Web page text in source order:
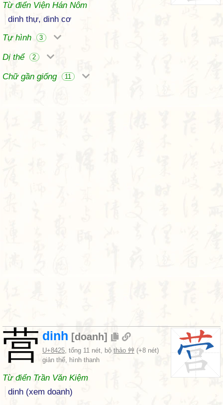
Từ điển Viện Hán Nôm
dinh thự, dinh cơ
Tự hình
3
Dị thể 2
Chữ gần giống 11
营 dinh [doanh]
U+8425, tổng 11 nét, bộ thảo 艸 (+8 nét)
giản thể, hình thanh
Từ điển Trần Văn Kiệm
dinh (xem doanh)